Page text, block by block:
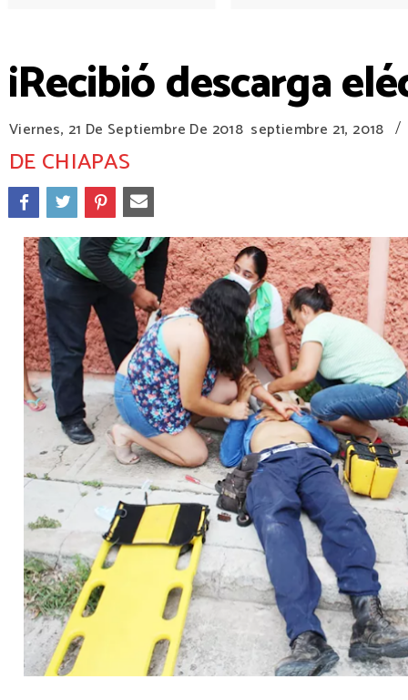
¡Recibió descarga
Viernes, 21 De Septiembre De 2018 septiembre 21, 2018 /
DE CHIAPAS